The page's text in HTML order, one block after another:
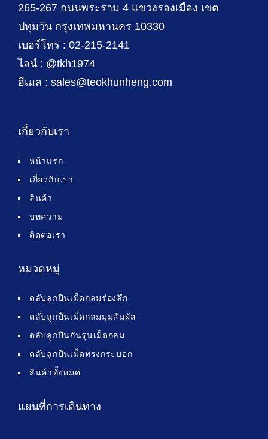
265-267 ถนนพระราม 4 แขวงรองเมือง เขต
ปทุมวัน กรุงเทพมหานคร 10330
เบอร์โทร : 02-215-2141
ไลน์ : @tkh1974
อีเมล : sales@teokhunheng.com
เกี่ยวกับเรา
หน้าแรก
เกี่ยวกับเรา
สินค้า
บทความ
ติดต่อเรา
หมวดหมู่
ตลับลูกปืนเม็ดกลมร่องลึก
ตลับลูกปืนเม็ดกลมมุมสัมผัส
ตลับลูกปืนกันรุนเม็ดกลม
ตลับลูกปืนเม็ดทรงกระบอก
สินค้าทั้งหมด
แผนที่การเดินทาง